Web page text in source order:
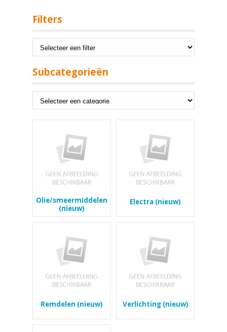
Filters
Subcategorieën
Olie/smeermiddelen
(nieuw)
Electra (nieuw)
Remdelen (nieuw) Verlichting (nieuw)